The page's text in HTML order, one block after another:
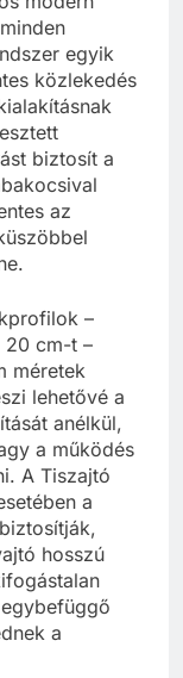
egyik
közlekedés
biztosít a
az
–
20 cm-t –
méretek
lehetővé a
anélkül,
a működés
A Tiszajtó
a
hosszú
a